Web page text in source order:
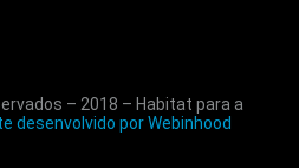
– 2018 – Habitat para a
desenvolvido por Webinhood